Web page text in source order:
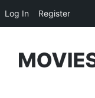
Log In Register